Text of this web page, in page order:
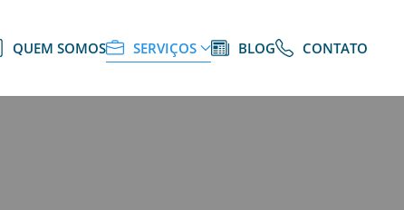
QUEM SOMOS SERVIÇOS BLOG CONTATO